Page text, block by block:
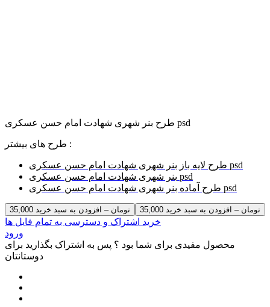
طرح بنر شهری شهادت امام حسن عسکری psd
طرح های بیشتر :
طرح لایه باز بنر شهری شهادت امام حسن عسکری psd
بنر شهری شهادت امام حسن عسکری psd
طرح آماده بنر شهری شهادت امام حسن عسکری psd
35,000 تومان – افزودن به سبد خرید
خرید اشتراک و دسترسی به تمام فایل ها
ورود
محصول مفیدی برای شما بود ؟ پس به اشتراک بگذارید برای
دوستانتان